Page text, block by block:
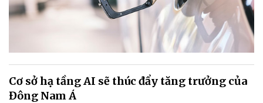
Cơ sở hạ tầng AI sẽ thúc đẩy tăng trưởng của
Đông Nam Á